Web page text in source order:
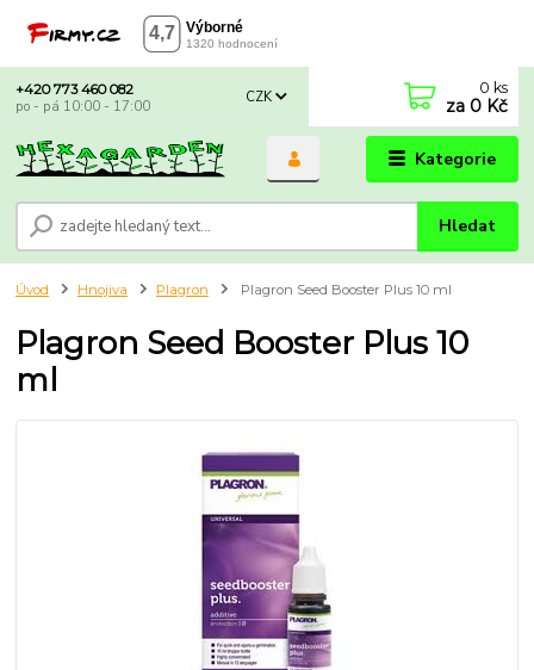
Kategorie
CZK
Hledat
+420 773 460 082
po - pá 10:00 - 17:00
0 ks
za 0 Kč
Úvod Hnojiva Plagron Plagron Seed Booster Plus 10 ml
Plagron Seed Booster Plus 10
ml